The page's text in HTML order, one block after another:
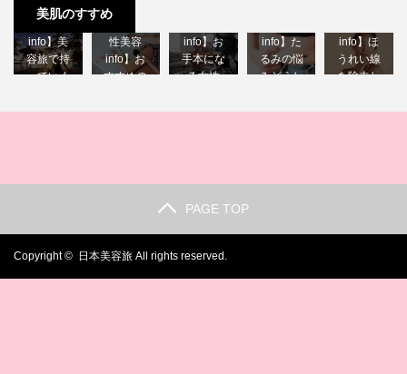
美肌のすすめ
【40代女
info】美
容旅で持
っていく
性美容
info】お
すすめの
info】お
手本にな
る女性
info】た
るみの悩
みどうし
info】ほ
うれい線
を除去し
PAGE TOP
Copyright © 日本美容旅 All rights reserved.